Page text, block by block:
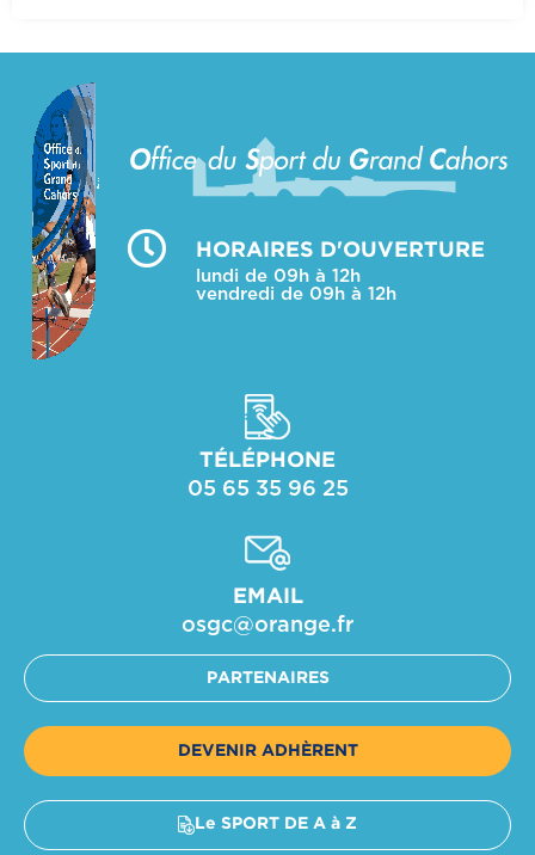
HORAIRES D'OUVERTURE
lundi de 09h à 12h
vendredi de 09h à 12h
TÉLÉPHONE
05 65 35 96 25
EMAIL
osgc@orange.fr​
PARTENAIRES
DEVENIR ADHÈRENT
Le SPORT DE A à Z